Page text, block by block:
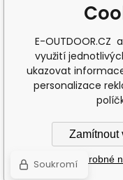
E-OUTDOOR.CZ
využití
ukazovat
personalizace
Zamítnout
Podrobné
Soukromí